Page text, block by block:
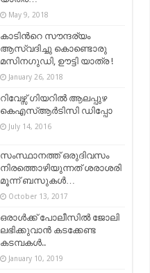
May 9, 2018
കാടിന്‍റെ സൗന്ദര്യം
ആസ്വദിച്ചു കൊണ്ടൊരു
മസിനഗുഡി, ഊട്ടി യാത്ര !
January 26, 2018
റിവേഴ്സ് ഗിയറില്‍ ആലപ്പുഴ
കെഎസ്ആര്‍ടിസി ഡിപ്പോ
July 14, 2016
സംസ്ഥാനത്ത് ഒരുദിവസം
നിരത്തൊഴിയുന്നത് ശരാശരി
മൂന്ന് ബസുകള്‍…
October 13, 2017
ഒരാൾക്ക് പോലീസിൽ ജോലി
ലഭിക്കുവാൻ കടക്കേണ്ട
കടമ്പകൾ..
January 10, 2019